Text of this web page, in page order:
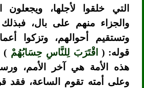
التي خلقوا لأجلها، ويجعلون
والجزاء منهم على بال،
وتستقيم أحوالهم، وتزكوا
قوله: ( اقْتَرَبَ لِلنَّاسِ حِسَابُهُمْ )
هذه الأمة هي آخر الأمم،
وعلى أمته تقوم الساعة، فقد